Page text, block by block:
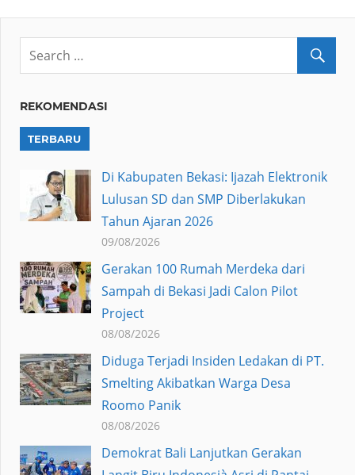
REKOMENDASI
TERBARU
Di Kabupaten Bekasi: Ijazah Elektronik
Lulusan SD dan SMP Diberlakukan
Tahun Ajaran 2026
09/08/2026
Gerakan 100 Rumah Merdeka dari
Sampah di Bekasi Jadi Calon Pilot
Project
08/08/2026
Diduga Terjadi Insiden Ledakan di PT.
Smelting Akibatkan Warga Desa
Roomo Panik
08/08/2026
Demokrat Bali Lanjutkan Gerakan